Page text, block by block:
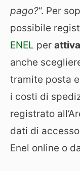
pago?“. Per
possibile
ENEL per
anche
tramite posta
i costi di
registrato
dati di
Enel online o